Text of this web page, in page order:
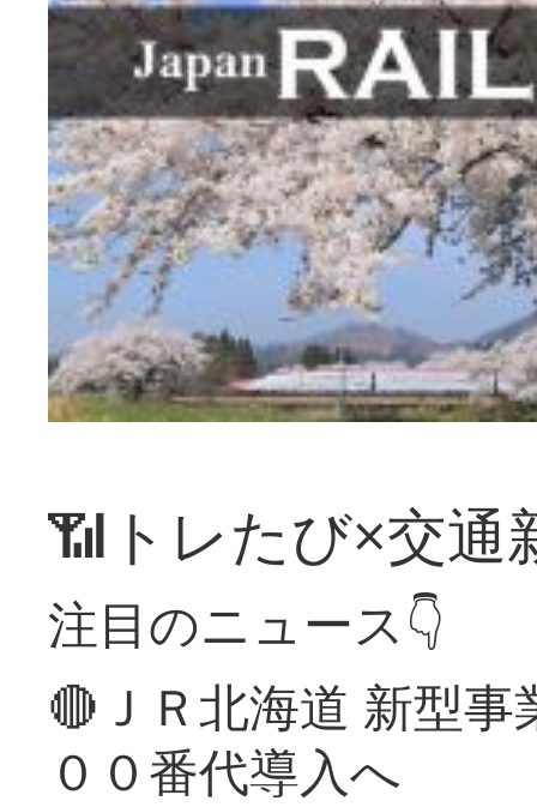
📶トレたび×交通
注目のニュース👇
🔴ＪＲ北海道 新型
００番代導入へ